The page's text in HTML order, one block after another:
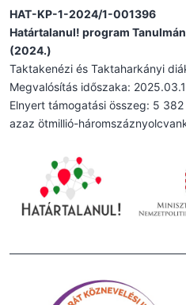
HAT-KP-1-2024/1-001396
Határtalanul! program
(2024.)
Taktakenézi és Taktaharkányi
Megvalósítás időszaka:
Elnyert támogatási összeg: 5
azaz ötmillió-